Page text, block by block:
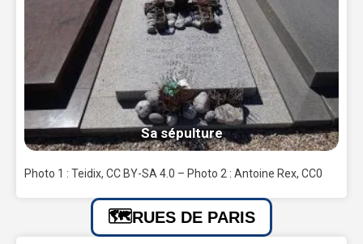
Sa sépulture
Photo 1 : Teidix, CC BY-SA 4.0 – Photo 2 : Antoine Rex, CC0
RUES DE PARIS